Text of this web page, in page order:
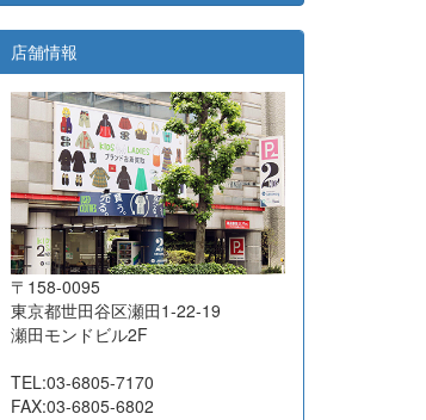
2026-07-21 東京都品川区 10 10,800
2026-07-17 広島県福山市 16 5,350
2026-07-16 東京都江東区 8 11,510
2026-07-16 東京都杉並区 21 18,500
2026-07-16 大阪府吹田市 18 57,050
2026-07-16 横浜市港北区 29 54,000
2026-07-16 長野県茅野市
2026-07-14 相模原市緑区
2026-07-10 名古屋市昭和区
店舗情報
〒158-0095
東京都世田谷区瀬田1-22-19
瀬田モンドビル2F
TEL:03-6805-7170
FAX:03-6805-6802